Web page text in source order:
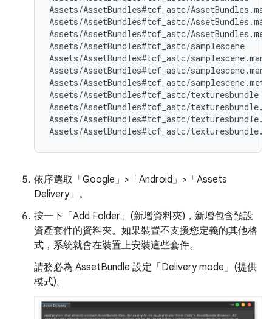
Assets/AssetBundles#tcf_astc/
Assets/AssetBundles#tcf_astc/
Assets/AssetBundles#tcf_astc/
Assets/AssetBundles#tcf_astc/samplescene
Assets/AssetBundles#tcf_astc/
Assets/AssetBundles#tcf_astc/
Assets/AssetBundles#tcf_astc/samplescene.meta
Assets/AssetBundles#tcf_astc/texturesbundle
Assets/AssetBundles#tcf_astc/
Assets/AssetBundles#tcf_astc/
依序選取「Google」>「Android」>「Assets
Delivery」。
按一下「Add Folder」(新增資料夾) ，新增包含預設
資產套件的資料夾。如果裝置不支援您定義的其他格
式，系統就會在裝置上安裝這些套件。
請務必為 AssetBundle 設定「Delivery mode」 (提供
模式)。